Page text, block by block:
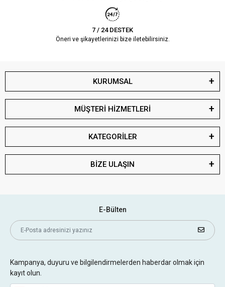
7 / 24 DESTEK
Öneri ve şikayetlerinizi bize iletebilirsiniz.
KURUMSAL
MÜŞTERİ HİZMETLERİ
KATEGORİLER
BİZE ULAŞIN
E-Bülten
Kampanya, duyuru ve bilgilendirmelerden haberdar olmak için
kayıt olun.